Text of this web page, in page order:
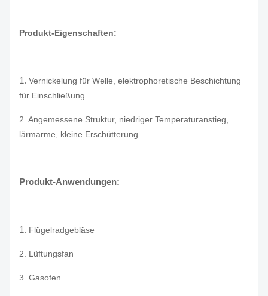
Produkt-Eigenschaften:
1. Vernickelung für Welle, elektrophoretische Beschichtung
für Einschließung.
2. Angemessene Struktur, niedriger Temperaturanstieg,
lärmarme, kleine Erschütterung.
Produkt-Anwendungen:
1. Flügelradgebläse
2. Lüftungsfan
3. Gasofen